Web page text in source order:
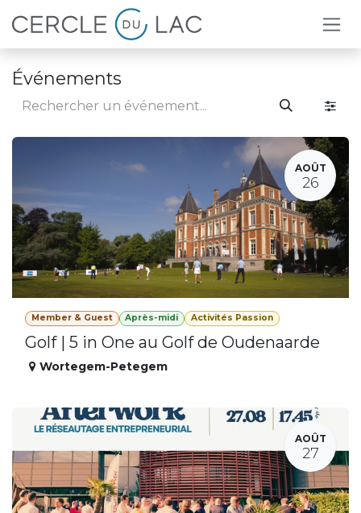
Se rendre au contenu
Événements
AOÛT
26
Member & Guest Après-midi Activités Passion
Golf | 5 in One au Golf de Oudenaarde
Wortegem-Petegem
AOÛT
27